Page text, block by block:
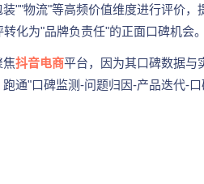
""物流"等高频价值维度进行评价，
化为"品牌负责任"的正面口碑机会。
焦抖音电商平台，因为其口碑数据与
通"口碑监测-问题归因-产品迭代-